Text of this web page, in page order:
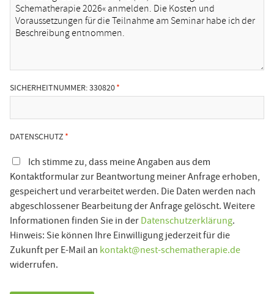
SICHERHEITNUMMER: 330820
DATENSCHUTZ
Ich stimme zu, dass meine Angaben aus dem
Kontaktformular zur Beantwortung meiner Anfrage erhoben,
gespeichert und verarbeitet werden. Die Daten werden nach
abgeschlossener Bearbeitung der Anfrage gelöscht. Weitere
Informationen finden Sie in der Datenschutzerklärung.
Hinweis: Sie können Ihre Einwilligung jederzeit für die
Zukunft per E-Mail an kontakt@nest-schematherapie.de
widerrufen.